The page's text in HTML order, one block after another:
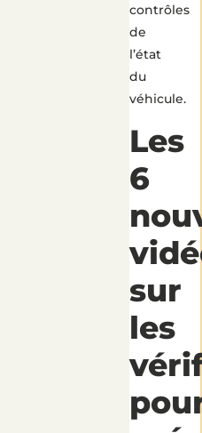
contrôles
de
l’état
du
véhicule.
Les
6
sur
les